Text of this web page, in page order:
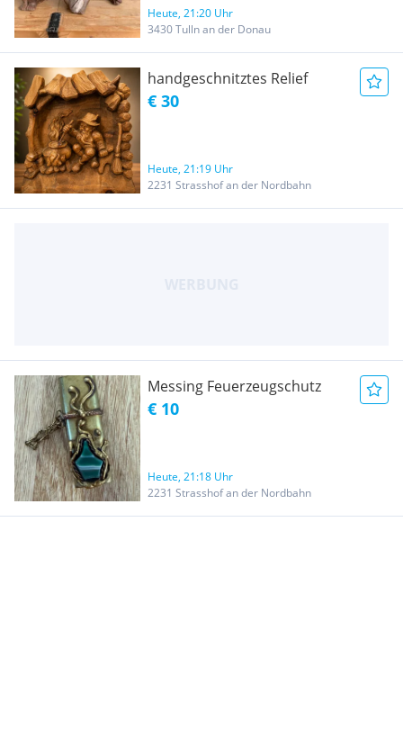
Heute, 21:20 Uhr
3430 Tulln an der Donau
handgeschnitztes Relief
€ 30
Heute, 21:19 Uhr
2231 Strasshof an der Nordbahn
Messing Feuerzeugschutz
€ 10
Heute, 21:18 Uhr
2231 Strasshof an der Nordbahn